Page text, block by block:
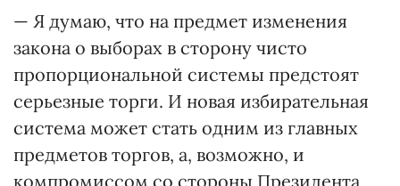
— Я думаю, что на предмет изменения
закона о выборах в сторону чисто
пропорциональной системы предстоят
серьезные торги. И новая избирательная
система может стать одним из главных
предметов торгов, а, возможно, и
компромиссом со стороны Президента